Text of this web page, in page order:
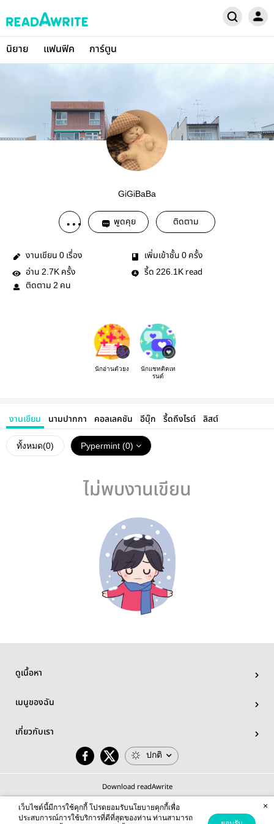
นิยาย แฟนฟิค การ์ตูน
GiGiBaBa
พูดคุย ติดตาม
งานเขียน 0 เรื่อง เพิ่มเข้าชั้น 0 ครั้ง
อ่าน 2.7K ครั้ง รี้ด 226.1K read
ติดตาม 2 คน
นักอ่านตัวยง
นักแชทติดเท
รนด์
งานเขียน นามปากกา คอลเลคชัน อีบุ๊ก รี้ดถึงไรต์ ลิสต์
ทั้งหมด(0) Pypermint (0)
ไม่พบงานเขียน
ดูเนื้อหา
เมนูของฉัน
เกี่ยวกับเรา
ปกติ
Download readAwrite
เว็บไซต์นี้มีการใช้คุกกี้ โปรดยอมรับนโยบายคุกกี้เพื่อ
ประสบการณ์การใช้บริการที่ดีที่สุดของท่าน ท่านสามารถ
×